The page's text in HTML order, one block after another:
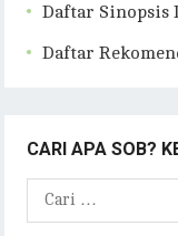
Daftar Sinopsis
Daftar
CARI APA SOB?
Cari